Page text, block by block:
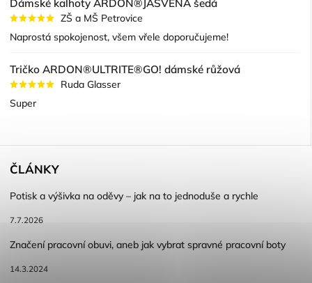
Dámské kalhoty ARDON®JASVENA šedá
ZŠ a MŠ Petrovice
Naprostá spokojenost, všem vřele doporučujeme!
Tričko ARDON®ULTRITE®GO! dámské růžová
Ruda Glasser
Super
ČLÁNKY
Potisk a výšivka na oděvy – jak na to jednoduše a rychle
7.7.2026
Značení pracovní obuvi, aneb jak vybrat spravné pracovní boty
14.3.2024